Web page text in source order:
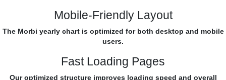
Mobile-Friendly Layout
The Morbi yearly chart is optimized for both desktop and mobile
users.
Fast Loading Pages
Our optimized structure improves loading speed and overall